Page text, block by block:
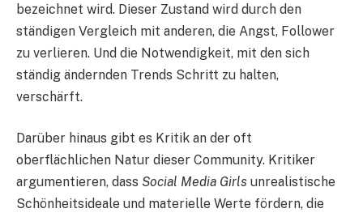
bezeichnet wird. Dieser Zustand wird durch den
ständigen Vergleich mit anderen, die Angst, Follower
zu verlieren. Und die Notwendigkeit, mit den sich
ständig ändernden Trends Schritt zu halten,
verschärft.
Darüber hinaus gibt es Kritik an der oft
oberflächlichen Natur dieser Community. Kritiker
argumentieren, dass Social Media Girls unrealistische
Schönheitsideale und materielle Werte fördern, die